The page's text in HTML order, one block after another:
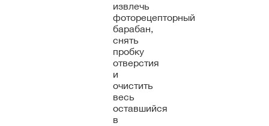
извлечь
фоторецепторный
барабан,
снять
пробку
отверстия
и
очистить
весь
оставшийся
в